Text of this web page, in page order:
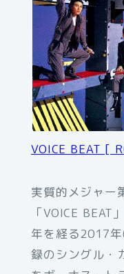
VOICE BEAT [
実質的メジャー
「VOICE
年を経る2017
録のシングル・